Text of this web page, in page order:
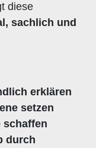
diese
sachlich und
erklären
setzen
schaffen
durch